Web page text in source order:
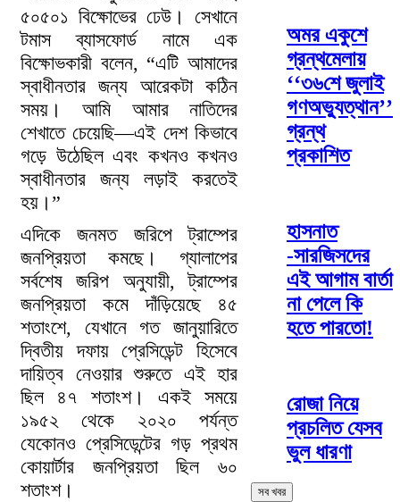
৫০৫০১ বিক্ষোভের ঢেউ। সেখানে
টমাস ব্যাসফোর্ড নামে এক
বিক্ষোভকারী বলেন, “এটি আমাদের
স্বাধীনতার জন্য আরেকটা কঠিন
সময়। আমি আমার নাতিদের
শেখাতে চেয়েছি—এই দেশ কিভাবে
গড়ে উঠেছিল এবং কখনও কখনও
স্বাধীনতার জন্য লড়াই করতেই
হয়।”
এদিকে জনমত জরিপে ট্রাম্পের
জনপ্রিয়তা কমছে। গ্যালাপের
সর্বশেষ জরিপ অনুযায়ী, ট্রাম্পের
জনপ্রিয়তা কমে দাঁড়িয়েছে ৪৫
শতাংশে, যেখানে গত জানুয়ারিতে
দ্বিতীয় দফায় প্রেসিডেন্ট হিসেবে
দায়িত্ব নেওয়ার শুরুতে এই হার
ছিল ৪৭ শতাংশ। একই সময়ে
১৯৫২ থেকে ২০২০ পর্যন্ত
যেকোনও প্রেসিডেন্টের গড় প্রথম
কোয়ার্টার জনপ্রিয়তা ছিল ৬০
শতাংশ।
অমর একুশে
গ্রন্থমেলায়
‘‘৩৬শে জুলাই
গণঅভ্যুত্থান’’
গ্রন্থ
প্রকাশিত
হাসনাত
-সারজিসদের
এই আগাম বার্তা
না পেলে কি
হতে পারতো!
রোজা নিয়ে
প্রচলিত যেসব
ভুল ধারণা
সব খবর